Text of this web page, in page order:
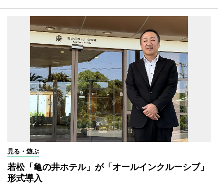
見る・遊ぶ
若松「亀の井ホテル」が「オールインクルーシブ」
形式導入